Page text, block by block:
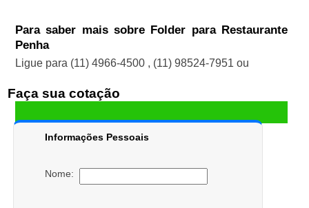
Para saber mais sobre Folder para Restaurante
Penha
Ligue para (11) 4966-4500 , (11) 98524-7951 ou
Faça sua cotação
Informações Pessoais
Nome: